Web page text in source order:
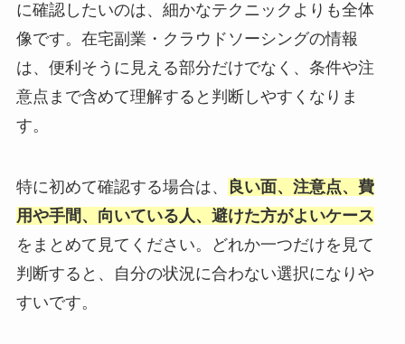
に確認したいのは、細かなテクニックよりも全体
像です。在宅副業・クラウドソーシングの情報
は、便利そうに見える部分だけでなく、条件や注
意点まで含めて理解すると判断しやすくなりま
す。
特に初めて確認する場合は、
良い面、注意点、費
用や手間、向いている人、避けた方がよいケース
をまとめて見てください。どれか一つだけを見て
判断すると、自分の状況に合わない選択になりや
すいです。